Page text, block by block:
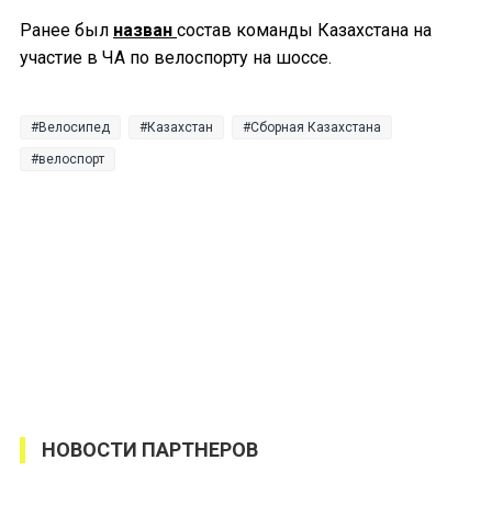
Ранее был назван состав команды Казахстана на
участие в ЧА по велоспорту на шоссе.
Велосипед Казахстан Сборная Казахстана
велоспорт
НОВОСТИ ПАРТНЕРОВ